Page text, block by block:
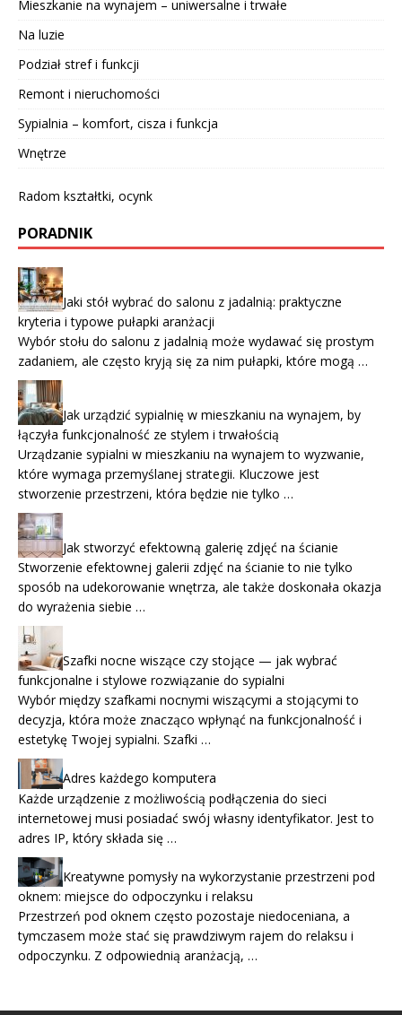
Mieszkanie na wynajem – uniwersalne i trwałe
Na luzie
Podział stref i funkcji
Remont i nieruchomości
Sypialnia – komfort, cisza i funkcja
Wnętrze
Radom kształtki, ocynk
PORADNIK
Jaki stół wybrać do salonu z jadalnią: praktyczne
kryteria i typowe pułapki aranżacji
Wybór stołu do salonu z jadalnią może wydawać się prostym
zadaniem, ale często kryją się za nim pułapki, które mogą …
Jak urządzić sypialnię w mieszkaniu na wynajem, by
łączyła funkcjonalność ze stylem i trwałością
Urządzanie sypialni w mieszkaniu na wynajem to wyzwanie,
które wymaga przemyślanej strategii. Kluczowe jest
stworzenie przestrzeni, która będzie nie tylko …
Jak stworzyć efektowną galerię zdjęć na ścianie
Stworzenie efektownej galerii zdjęć na ścianie to nie tylko
sposób na udekorowanie wnętrza, ale także doskonała okazja
do wyrażenia siebie …
Szafki nocne wiszące czy stojące — jak wybrać
funkcjonalne i stylowe rozwiązanie do sypialni
Wybór między szafkami nocnymi wiszącymi a stojącymi to
decyzja, która może znacząco wpłynąć na funkcjonalność i
estetykę Twojej sypialni. Szafki …
Adres każdego komputera
Każde urządzenie z możliwością podłączenia do sieci
internetowej musi posiadać swój własny identyfikator. Jest to
adres IP, który składa się …
Kreatywne pomysły na wykorzystanie przestrzeni pod
oknem: miejsce do odpoczynku i relaksu
Przestrzeń pod oknem często pozostaje niedoceniana, a
tymczasem może stać się prawdziwym rajem do relaksu i
odpoczynku. Z odpowiednią aranżacją, …